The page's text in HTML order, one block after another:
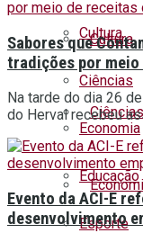
Cultura
Ciências
Cultura
Ciências
Economia
Educação
Esporte
Sabores que
tradições por
Na tarde do dia 26
do Herval recebeu
Evento da ACI-E
desenvolvimento